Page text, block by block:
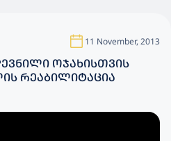
11 November, 2013
ᲝᲯᲐᲮᲘᲡᲗᲕᲘᲡ
ᲠᲔᲐᲑᲘᲚᲘᲢᲐᲪᲘᲐ